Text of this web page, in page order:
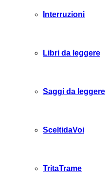
Interruzioni
Libri da leggere
Saggi da leggere
SceltidaVoi
TritaTrame